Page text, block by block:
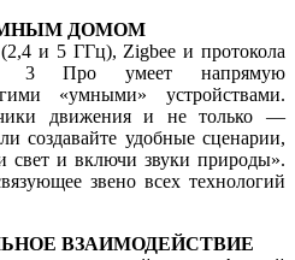
ДОМОМ
и 5 ГГц), Zigbee и протокола
3 Про умеет напрямую
«умными» устройствами.
движения и не только —
создавайте удобные сценарии,
свет и включи звуки природы».
звено всех технологий
ВЗАИМОДЕЙСТВИЕ